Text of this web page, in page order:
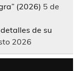
(2026) 5 de
de su
2026